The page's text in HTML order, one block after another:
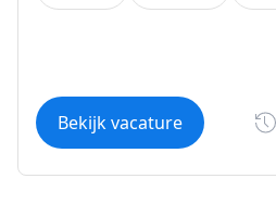
Bekijk vacature